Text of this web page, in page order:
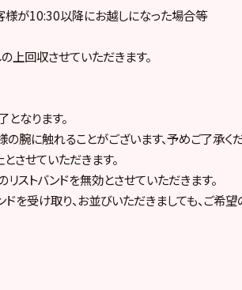
様が10:30以降にお越しになった場合等
上回収させていただきます。
なります。
腕に触れることがございます、予めご了承く
させていただきます。
ストバンドを無効とさせていただきます。
ドを受け取り、お並びいただきましても、ご希